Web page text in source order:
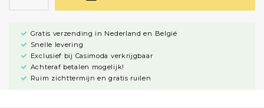
Gratis verzending in Nederland en België
Snelle levering
Exclusief bij Casimoda verkrijgbaar
Achteraf betalen mogelijk!
Ruim zichttermijn en gratis ruilen